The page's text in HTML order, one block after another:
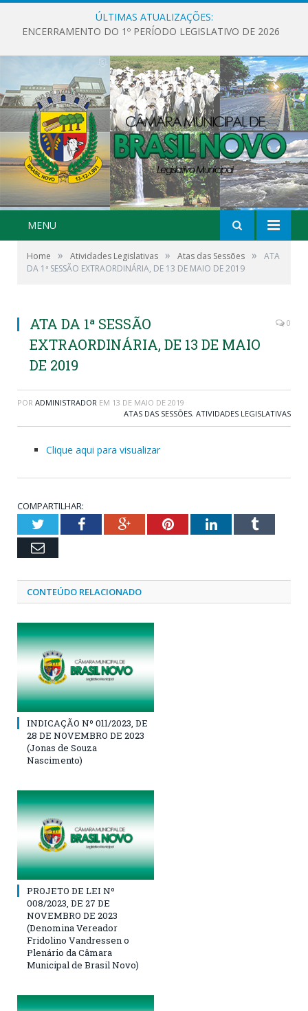
ÚLTIMAS ATUALIZAÇÕES:
ENCERRAMENTO DO 1º PERÍODO LEGISLATIVO DE 2026
MENU
Home » Atividades Legislativas » Atas das Sessões »
ATA
DA 1ª SESSÃO EXTRAORDINÁRIA, DE 13 DE MAIO DE 2019
ATA DA 1ª SESSÃO
EXTRAORDINÁRIA, DE 13 DE MAIO
DE 2019
0
POR ADMINISTRADOR EM 13 DE MAIO DE 2019
ATAS DAS SESSÕES, ATIVIDADES LEGISLATIVAS
Clique aqui para visualizar
COMPARTILHAR:
TwitterFacebookGoogle+PinterestLinkedInTumblr
Email
CONTEÚDO RELACIONADO
INDICAÇÃO Nº 011/2023, DE
28 DE NOVEMBRO DE 2023
(Jonas de Souza
Nascimento)
PROJETO DE LEI Nº
008/2023, DE 27 DE
NOVEMBRO DE 2023
(Denomina Vereador
Fridolino Vandressen o
Plenário da Câmara
Municipal de Brasil Novo)